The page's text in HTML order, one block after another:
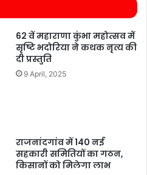
62 वें महाराणा कुंभा महोत्सव में
सृष्टि भदोरिया ने कथक नृत्य की
दी प्रस्तुति
9 April, 2025
राजनांदगांव में 140 नई
सहकारी समितियों का गठन,
किसानों को मिलेगा लाभ